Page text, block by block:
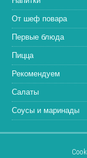
От шеф повара
Первые блюда
Пицца
Рекомендуем
Салаты
Соусы и маринады